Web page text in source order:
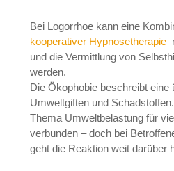
Bei Logorrhoe kann eine
kooperativer Hypnosetherapie
und die Vermittlung von
werden.
Die Ökophobie beschreibt eine
Umweltgiften und
Thema Umweltbelastung für
verbunden – doch bei
geht die Reaktion weit darüber